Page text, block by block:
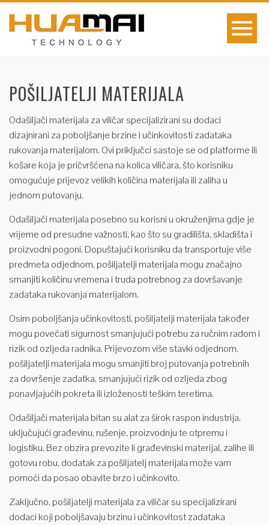
POŠILJATELJI MATERIJALA
Odašiljači materijala za viličar specijalizirani su dodaci
dizajnirani za poboljšanje brzine i učinkovitosti zadataka
rukovanja materijalom. Ovi priključci sastoje se od platforme ili
košare koja je pričvršćena na kolica viličara, što korisniku
omogućuje prijevoz velikih količina materijala ili zaliha u
jednom putovanju.
Odašiljači materijala posebno su korisni u okruženjima gdje je
vrijeme od presudne važnosti, kao što su gradilišta, skladišta i
proizvodni pogoni. Dopuštajući korisniku da transportuje više
predmeta odjednom, pošiljatelji materijala mogu značajno
smanjiti količinu vremena i truda potrebnog za dovršavanje
zadataka rukovanja materijalom.
Osim poboljšanja učinkovitosti, pošiljatelji materijala također
mogu povećati sigurnost smanjujući potrebu za ručnim radom i
rizik od ozljeda radnika. Prijevozom više stavki odjednom,
pošiljatelji materijala mogu smanjiti broj putovanja potrebnih
za dovršenje zadatka, smanjujući rizik od ozljeda zbog
ponavljajućih pokreta ili izloženosti teškim teretima.
Odašiljači materijala bitan su alat za širok raspon industrija,
uključujući građevinu, rušenje, proizvodnju te otpremu i
logistiku. Bez obzira prevozite li građevinski materijal, zalihe ili
gotovu robu, dodatak za pošiljatelj materijala može vam
pomoći da posao obavite brzo i učinkovito.
Zaključno, pošiljatelji materijala za viličar su specijalizirani
dodaci koji poboljšavaju brzinu i učinkovitost zadataka